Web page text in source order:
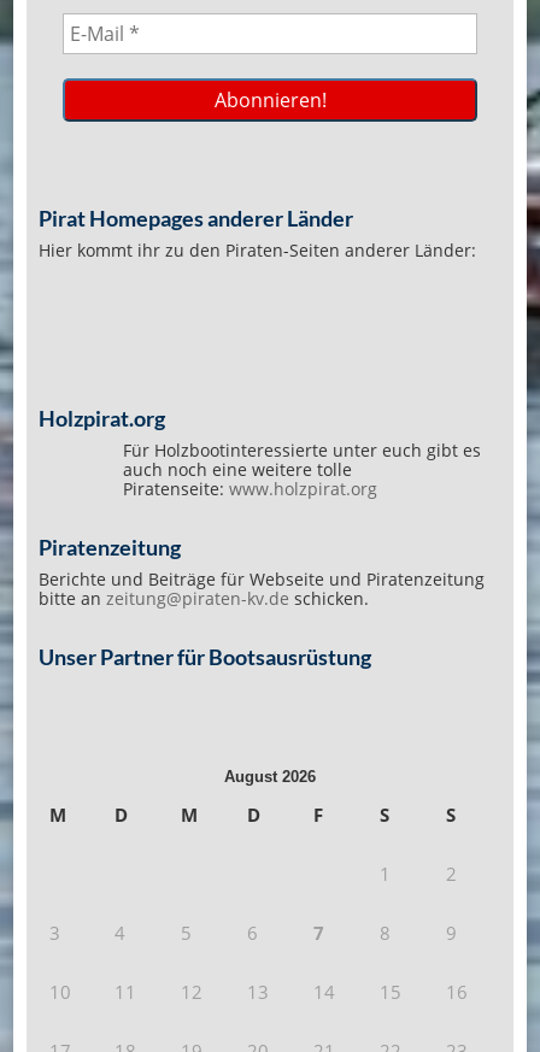
Pirat Homepages anderer Länder
Hier kommt ihr zu den Piraten-Seiten anderer Länder:
Holzpirat.org
Für Holzbootinteressierte unter euch gibt es
auch noch eine weitere tolle
Piratenseite: www.holzpirat.org
Piratenzeitung
Berichte und Beiträge für Webseite und Piratenzeitung
bitte an zeitung@piraten-kv.de schicken.
Unser Partner für Bootsausrüstung
August 2026
M D M D F S S
1 2
3 4 5 6 7 8 9
10 11 12 13 14 15 16